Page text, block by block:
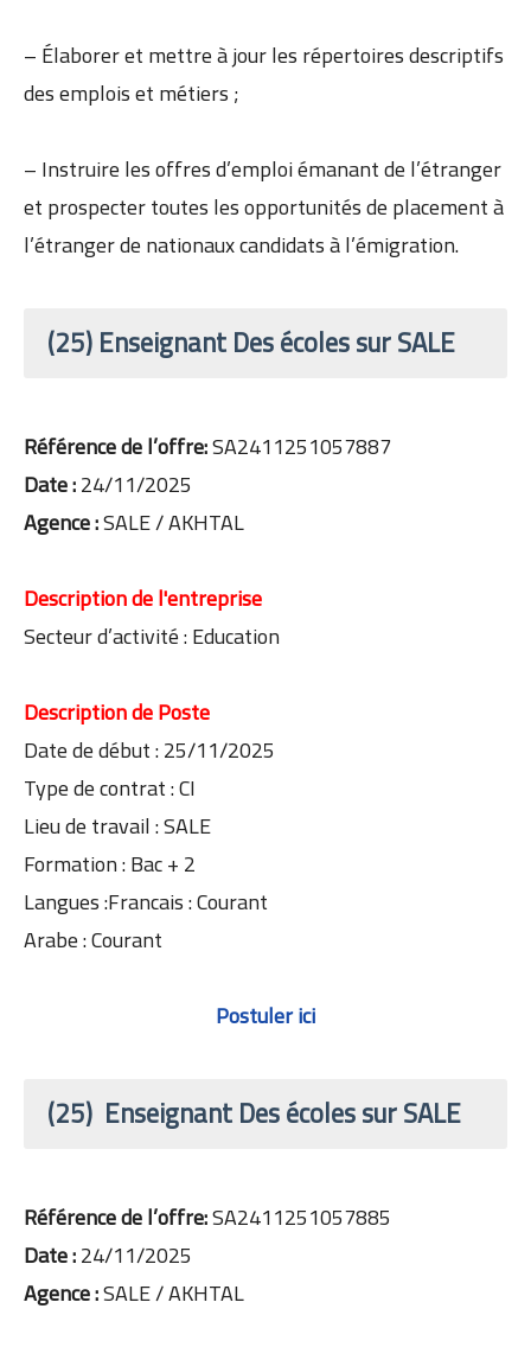
– Élaborer et mettre à jour les répertoires descriptifs
des emplois et métiers ;
– Instruire les offres d’emploi émanant de l’étranger
et prospecter toutes les opportunités de placement à
l’étranger de nationaux candidats à l’émigration.
(25) Enseignant Des écoles sur SALE
Référence de l’offre:SA2411251057887
Date :24/11/2025
Agence :SALE / AKHTAL
Description de l'entreprise
Secteur d’activité : Education
Description de Poste
Date de début : 25/11/2025
Type de contrat : CI
Lieu de travail : SALE
Formation : Bac + 2
Langues :Francais : Courant
Arabe : Courant
Postuler ici
(25) Enseignant Des écoles sur SALE
Référence de l’offre:SA2411251057885
Date :24/11/2025
Agence :SALE / AKHTAL